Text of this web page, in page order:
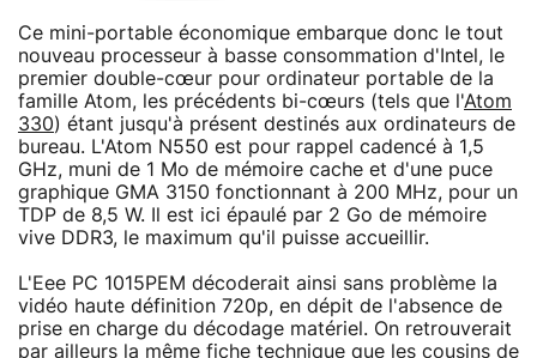
Ce mini-portable économique embarque donc le tout
nouveau processeur à basse consommation d'Intel, le
premier double-cœur pour ordinateur portable de la
famille Atom, les précédents bi-cœurs (tels que l'Atom
330) étant jusqu'à présent destinés aux ordinateurs de
bureau. L'Atom N550 est pour rappel cadencé à 1,5
GHz, muni de 1 Mo de mémoire cache et d'une puce
graphique GMA 3150 fonctionnant à 200 MHz, pour un
TDP de 8,5 W. Il est ici épaulé par 2 Go de mémoire
vive DDR3, le maximum qu'il puisse accueillir.
L'Eee PC 1015PEM décoderait ainsi sans problème la
vidéo haute définition 720p, en dépit de l'absence de
prise en charge du décodage matériel. On retrouverait
par ailleurs la même fiche technique que les cousins de